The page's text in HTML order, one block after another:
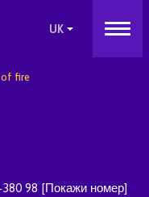
fire
98 [Покажи номер]